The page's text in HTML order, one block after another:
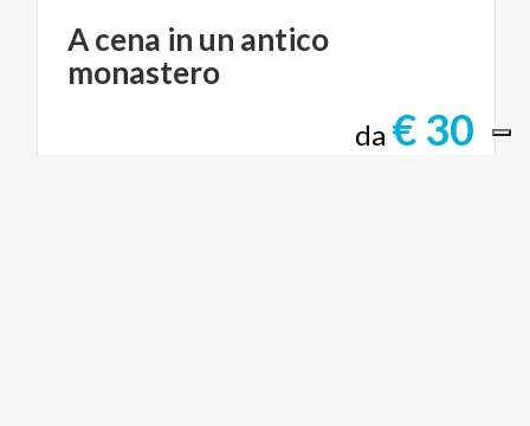
Acena in un antico
monastero
da € 30